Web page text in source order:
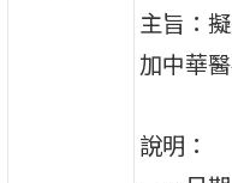
主旨：
加中華
說明：